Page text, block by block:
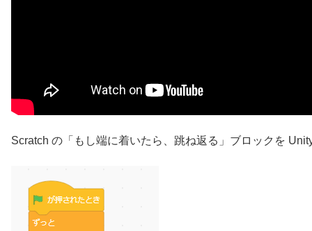
Scratch の「もし端に着いたら、跳ね返る」ブロックを